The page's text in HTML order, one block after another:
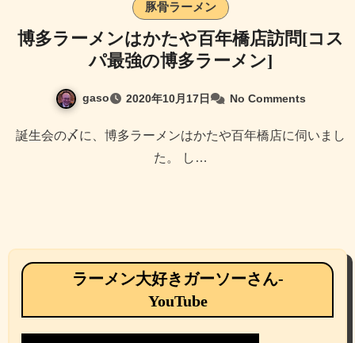
豚骨ラーメン
博多ラーメンはかたや百年橋店訪問[コス
パ最強の博多ラーメン]
gaso 2020年10月17日 No Comments
誕生会の〆に、博多ラーメンはかたや百年橋店に伺いまし
た。 し…
ラーメン大好きガーソーさん-
YouTube